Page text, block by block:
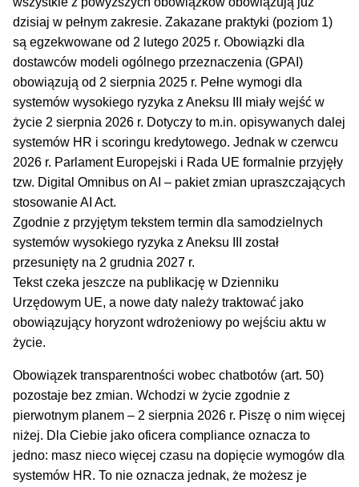
dzisiaj w pełnym zakresie. Zakazane praktyki (poziom 1)
są egzekwowane od 2 lutego 2025 r. Obowiązki dla
dostawców modeli ogólnego przeznaczenia (GPAI)
obowiązują od 2 sierpnia 2025 r. Pełne wymogi dla
systemów wysokiego ryzyka z Aneksu III miały wejść w
życie 2 sierpnia 2026 r. Dotyczy to m.in. opisywanych dalej
systemów HR i scoringu kredytowego. Jednak w czerwcu
2026 r. Parlament Europejski i Rada UE formalnie przyjęły
tzw. Digital Omnibus on AI – pakiet zmian upraszczających
stosowanie AI Act.
Zgodnie z przyjętym tekstem termin dla samodzielnych
systemów wysokiego ryzyka z Aneksu III został
przesunięty na 2 grudnia 2027 r.
Tekst czeka jeszcze na publikację w Dzienniku
Urzędowym UE, a nowe daty należy traktować jako
obowiązujący horyzont wdrożeniowy po wejściu aktu w
życie.
Obowiązek transparentności wobec chatbotów (art. 50)
pozostaje bez zmian. Wchodzi w życie zgodnie z
pierwotnym planem – 2 sierpnia 2026 r. Piszę o nim więcej
niżej. Dla Ciebie jako oficera compliance oznacza to
jedno: masz nieco więcej czasu na dopięcie wymogów dla
systemów HR. To nie oznacza jednak, że możesz je